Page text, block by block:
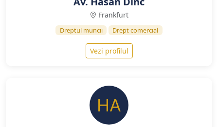
Frankfurt
Dreptul muncii Drept comercial
Vezi profilul